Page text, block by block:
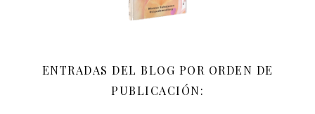
ENTRADAS DEL BLOG POR ORDEN DE
PUBLICACIÓN: